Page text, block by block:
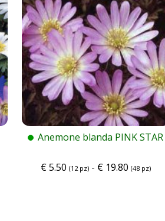
Anemone blanda PINK STAR
€5.50 (12 pz)- €19.80 (48 pz)